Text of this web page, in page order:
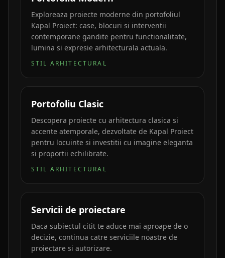
Exploreaza proiecte moderne din portofoliul
Kapal Proiect: case, blocuri si interventii
contemporane gandite pentru functionalitate,
lumina si expresie arhitecturala actuala.
STIL ARHITECTURAL
Portofoliu Clasic
Descopera proiecte cu arhitectura clasica si
accente atemporale, dezvoltate de Kapal Proiect
pentru locuinte si investitii cu imagine eleganta
si proportii echilibrate.
STIL ARHITECTURAL
Servicii de proiectare
Daca subiectul citit te aduce mai aproape de o
decizie, continua catre serviciile noastre de
proiectare si autorizare.